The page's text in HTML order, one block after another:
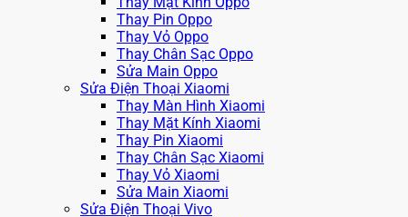
Thay Pin Oppo
Thay Vỏ Oppo
Thay Chân Sạc Oppo
Sửa Main Oppo
Sửa Điện Thoại Xiaomi
Thay Màn Hình Xiaomi
Thay Mặt Kính Xiaomi
Thay Pin Xiaomi
Thay Chân Sạc Xiaomi
Thay Vỏ Xiaomi
Sửa Main Xiaomi
Sửa Điện Thoại Vivo